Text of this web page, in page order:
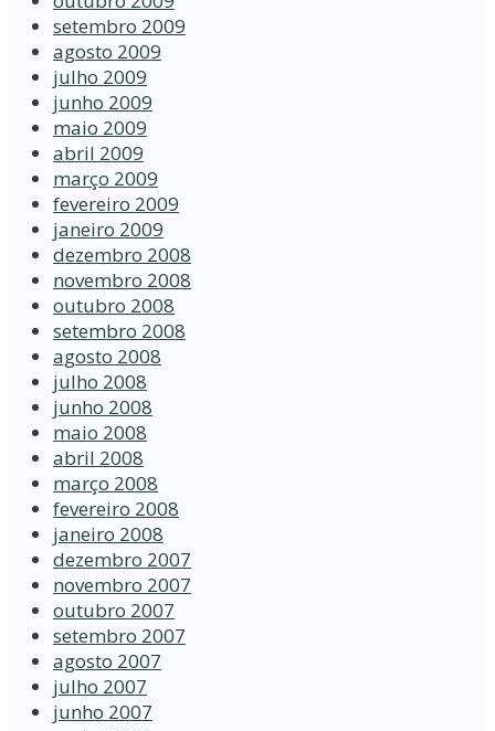
setembro 2009
agosto 2009
julho 2009
junho 2009
maio 2009
abril 2009
março 2009
fevereiro 2009
janeiro 2009
dezembro 2008
novembro 2008
outubro 2008
setembro 2008
agosto 2008
julho 2008
junho 2008
maio 2008
abril 2008
março 2008
fevereiro 2008
janeiro 2008
dezembro 2007
novembro 2007
outubro 2007
setembro 2007
agosto 2007
julho 2007
junho 2007